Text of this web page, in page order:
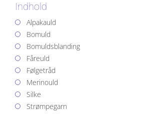
Indhold
Alpakauld
Bomuld
Bomuldsblanding
Fåreuld
Følgetråd
Merinould
Silke
Strømpegarn